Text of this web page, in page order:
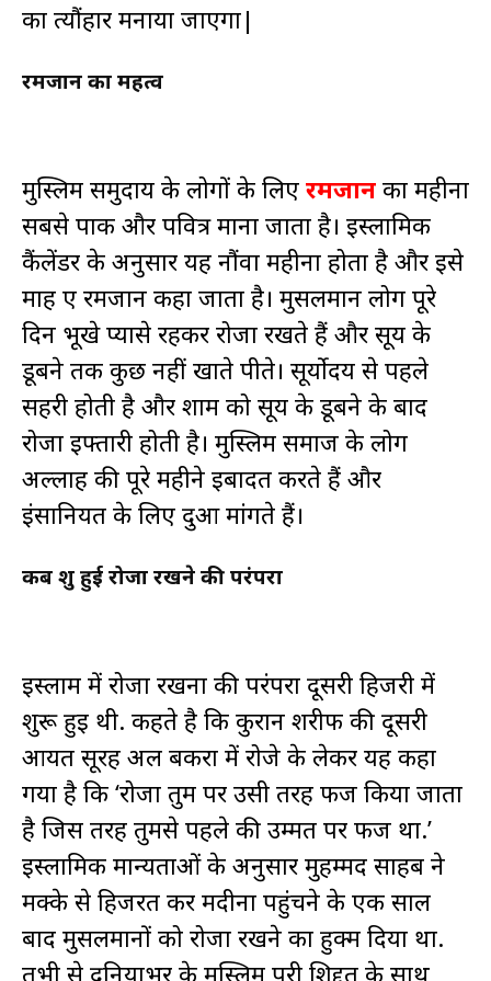
का त्यौंहार मनाया जाएगा|
रमजान का महत्‍व
मुस्लिम समुदाय के लोगों के लिए रमजान का महीना
सबसे पाक और पवित्र माना जाता है। इस्‍लामिक
कैंलेंडर के अनुसार यह नौंवा महीना होता है और इसे
माह ए रमजान कहा जाता है। मुसलमान लोग पूरे
दिन भूखे प्‍यासे रहकर रोजा रखते हैं और सूर्य के
डूबने तक कुछ नहीं खाते पीते। सूर्योदय से पहले
सहरी होती है और शाम को सूर्य के डूबने के बाद
रोजा इफ्तारी होती है। मुस्लिम समाज के लोग
अल्‍लाह की पूरे महीने इबादत करते हैं और
इंसान‍ियत के लिए दुआ मांगते हैं।
कब शुरू हुई रोजा रखने की परंपरा
इस्लाम में रोजा रखना की परंपरा दूसरी हिजरी में
शुरू हुई थी. कहते है कि कुरान शरीफ की दूसरी
आयत सूरह अल बकरा में रोजे के लेकर यह कहा
गया है कि ‘रोजा तुम पर उसी तरह फर्ज किया जाता
है जिस तरह तुमसे पहले की उम्मत पर फर्ज था.’
इस्लामिक मान्यताओं के अनुसार मुहम्मद साहब ने
मक्के से हिजरत कर मदीना पहुंचने के एक साल
बाद मुसलमानों को रोजा रखने का हुक्म दिया था.
तभी से दुनियाभर के मुस्लिम पूरी शिद्दत के साथ